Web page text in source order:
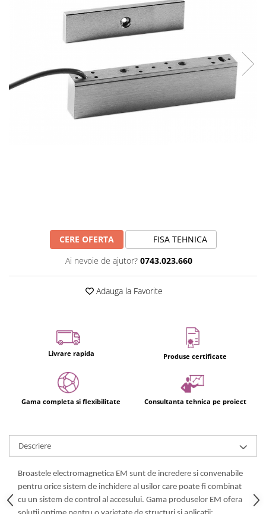
CERE OFERTA
FISA TEHNICA
Ai nevoie de ajutor? 0743.023.660
Adauga la Favorite
Livrare rapida Produse certificate
Gama completa si flexibilitate Consultanta tehnica pe proiect
Descriere
Broastele electromagnetica EM sunt de incredere si convenabile
pentru orice sistem de inchidere al usilor care poate fi combinat
cu un sistem de control al accesului. Gama produselor EM ofera